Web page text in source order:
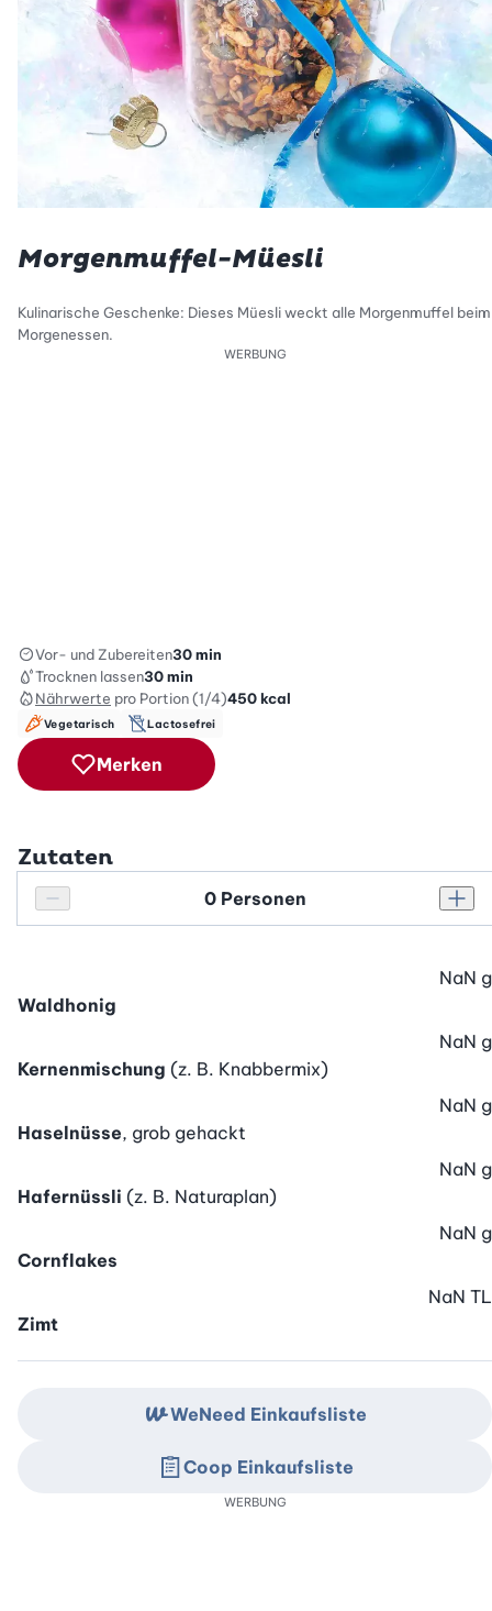
Morgenmuffel-Müesli
Kulinarische Geschenke: Dieses Müesli weckt alle Morgenmuffel beim
Morgenessen.
WERBUNG
Vor- und Zubereiten30 min
Trocknen lassen30 min
Nährwerte pro Portion (1/4)450kcal
Vegetarisch Lactosefrei
Merken
Zutaten
Personenanzahl verringern
Personenanzahl
Waldhonig
NaN g
Kernenmischung (z. B. Knabbermix)
NaN g
Haselnüsse, grob gehackt
NaN g
Hafernüssli (z. B. Naturaplan)
NaN g
Cornflakes
NaN g
Zimt
NaN TL
WeNeed Einkaufsliste
Coop Einkaufsliste
WERBUNG